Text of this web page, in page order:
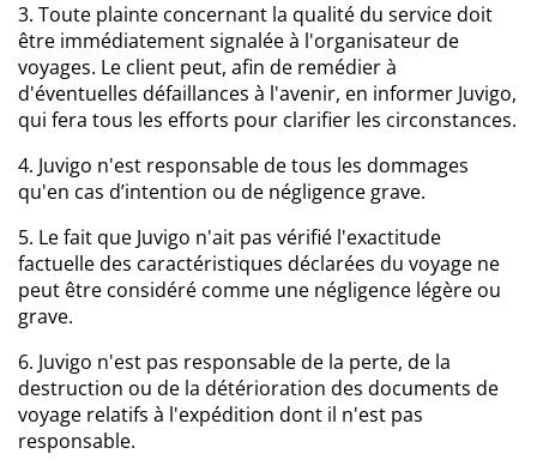
3. Toute plainte concernant la qualité du service doit
être immédiatement signalée à l'organisateur de
voyages. Le client peut, afin de remédier à
d'éventuelles défaillances à l'avenir, en informer Juvigo,
qui fera tous les efforts pour clarifier les circonstances.
4. Juvigo n'est responsable de tous les dommages
qu'en cas d’intention ou de négligence grave.
5. Le fait que Juvigo n'ait pas vérifié l'exactitude
factuelle des caractéristiques déclarées du voyage ne
peut être considéré comme une négligence légère ou
grave.
6. Juvigo n'est pas responsable de la perte, de la
destruction ou de la détérioration des documents de
voyage relatifs à l'expédition dont il n'est pas
responsable.